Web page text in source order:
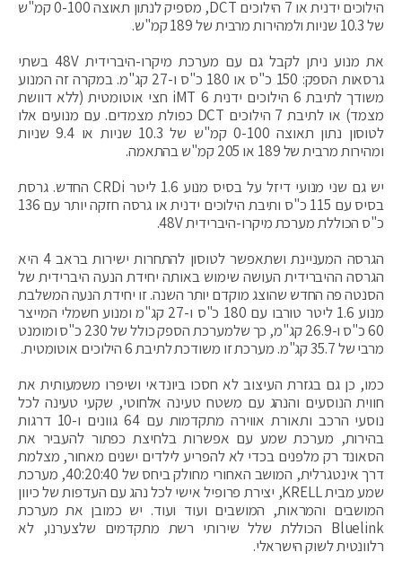
הילוכים ידנית או 7 הילוכים DCT, מספיק לנתון תאוצה 0-100 קמ"ש
של 10.3 שניות ולמהירות מרבית של 189 קמ"ש.
את מנוע ניתן לקבל גם עם מערכת מיקרו-היברידית 48V בשתי
גרסאות הספק: 150 כ"ס או 180 כ"ס ו-27 קג"מ. במקרה זה המנוע
משודך לתיבת 6 הילוכים ידנית 6 iMT חצי אוטומטית (ללא דוושת
מצמד) או לתיבת 7 הילוכים DCT כפולת מצמדים. עם מנועים אלו
לטוסון נתון תאוצה 0-100 קמ"ש של 10.3 שניות או 9.4 שניות
ומהירות מרבית של 189 או 205 קמ"ש בהתאמה.
יש גם שני מנועי דיזל על בסיס מנוע 1.6 ליטר CRDi החדש. גרסת
בסיס עם 115 כ"ס ותיבת הילוכים ידנית או גרסה חזקה יותר עם 136
כ"ס הכוללת מערכת מיקרו-היברידית 48V.
הגרסה המעניינת ושתאפשר לטוסון להתחרות ישירות בראב 4 היא
הגרסה ההיברידית העושה שימוש באותה יחידת הנעה היברידית של
הסנטה פה החדש שהוצג מוקדם יותר השנה. זו יחידת הנעה המשלבת
מנוע 1.6 ליטר טורבו עם 180 כ"ס ו-27 קג"מ ומנוע חשמלי המייצר
60 כ"ס ו-26.9 קג"מ, כך שלמערכת הספק כולל של 230 כ"ס ומומנט
מרבי של 35.7 קג"מ. מערכת זו משודכת לתיבת 6 הילוכים אוטומטית.
כמו, כן גם בגזרת העיצוב לא חסכו ביונדאי ושיפרו משמעותית את
חווית הנוסעים והנהג עם משטח טעינה אלחוטי, שקעי טעינה לכל
נוסעי הרכב ותאורת אווירה מתקדמות עם 64 גוונים ו-10 דרגות
בהירות, מערכת שמע עם אפשרות בלחיצת כפתור להעביר את
הסאונד רק מלפנים בכדי לא להפריע לילדים ישנים מאחור, מצלמת
דרך אינטגרלית, המושב האחורי מחולק ביחס של 40:20:40, מערכת
שמע מבית KRELL, יצירת פרופיל אישי לכל נהג עם העדפות של כיוון
המושבים והמראות, המושבים ועוד ועוד. יש כמובן את מערכת
Bluelink הכוללת שלל שירותי רשת מתקדמים שלצערנו, לא
רלוונטית לשוק הישראלי.